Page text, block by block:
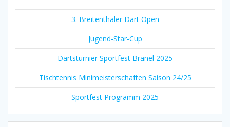
3. Breitenthaler Dart Open
Jugend-Star-Cup
Dartsturnier Sportfest Bränel 2025
Tischtennis Minimeisterschaften Saison 24/25
Sportfest Programm 2025